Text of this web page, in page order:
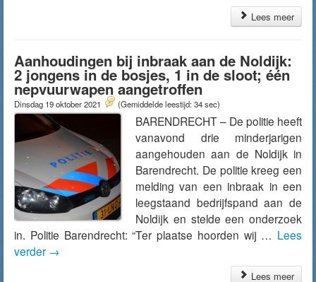
Lees meer
Aanhoudingen bij inbraak aan de Noldijk:
2 jongens in de bosjes, 1 in de sloot; één
nepvuurwapen aangetroffen
Dinsdag 19 oktober 2021 (Gemiddelde leestijd: 34 sec)
BARENDRECHT – De politie heeft
vanavond drie minderjarigen
aangehouden aan de Noldijk in
Barendrecht. De politie kreeg een
melding van een inbraak in een
leegstaand bedrijfspand aan de
Noldijk en stelde een onderzoek
in. Politie Barendrecht: “Ter plaatse hoorden wij … Lees
verder →
Lees meer